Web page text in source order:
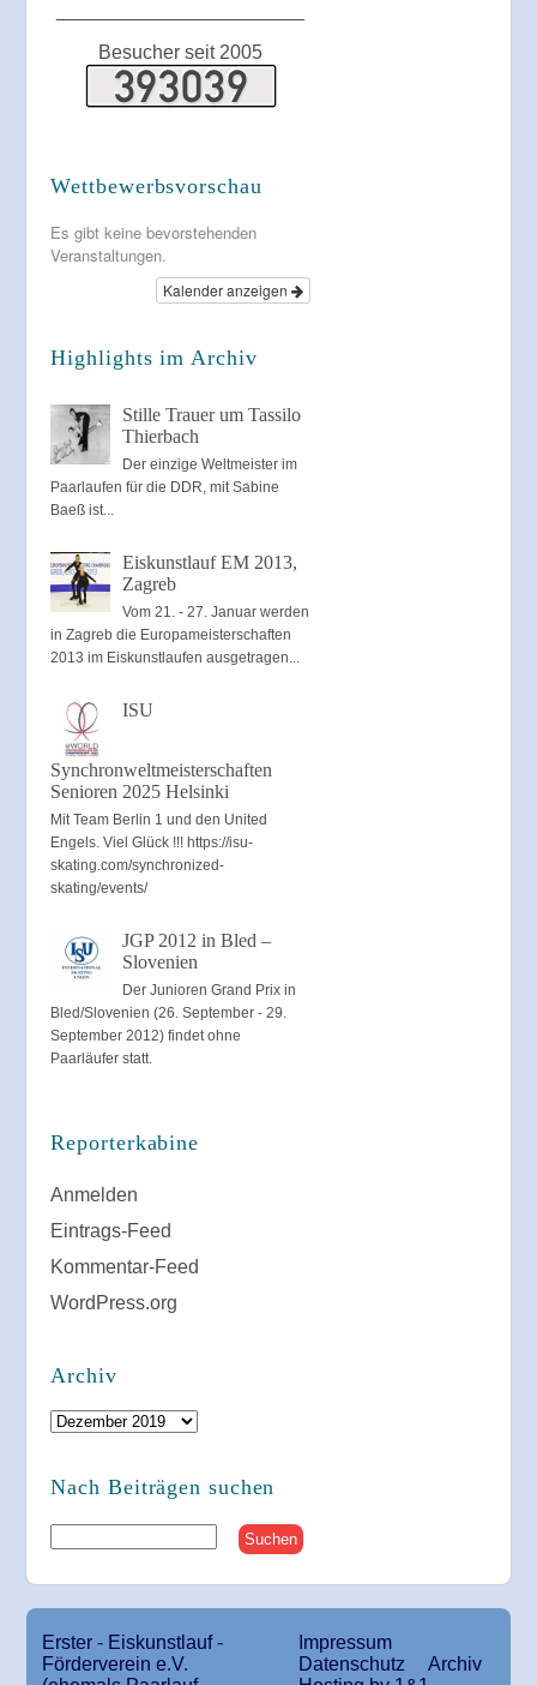
Besucher seit 2005
Wettbewerbsvorschau
Es gibt keine bevorstehenden
Veranstaltungen.
Kalender anzeigen
Highlights im Archiv
Stille Trauer um Tassilo
Thierbach
Der einzige Weltmeister im
Paarlaufen für die DDR, mit Sabine
Baeß ist...
Eiskunstlauf EM 2013,
Zagreb
Vom 21. - 27. Januar werden
in Zagreb die Europameisterschaften
2013 im Eiskunstlaufen ausgetragen...
ISU
Synchronweltmeisterschaften
Senioren 2025 Helsinki
Mit Team Berlin 1 und den United
Engels. Viel Glück !!! https://isu-
skating.com/synchronized-
skating/events/
JGP 2012 in Bled –
Slovenien
Der Junioren Grand Prix in
Bled/Slovenien (26. September - 29.
September 2012) findet ohne
Paarläufer statt.
Reporterkabine
Anmelden
Eintrags-Feed
Kommentar-Feed
WordPress.org
Archiv
Archiv
Nach Beiträgen suchen
Erster - Eiskunstlauf -
Förderverein e.V.
Impressum
Datenschutz
Archiv